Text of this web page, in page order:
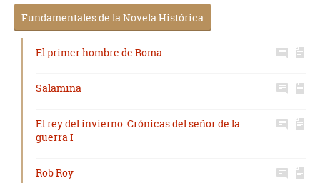
Fundamentales de la Novela Histórica
El primer hombre de Roma
Salamina
El rey del invierno. Crónicas del señor de la
guerra I
Rob Roy